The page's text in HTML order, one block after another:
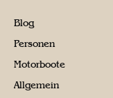
Blog
Personen
Motorboote
Allgemein